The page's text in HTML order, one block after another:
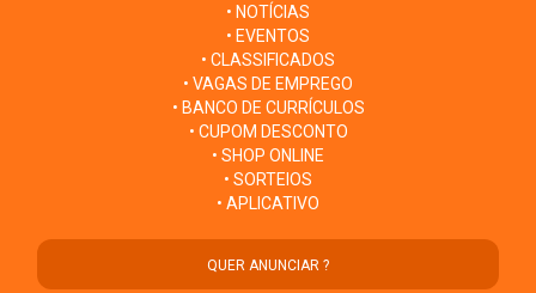
• NOTÍCIAS
• EVENTOS
• CLASSIFICADOS
• VAGAS DE EMPREGO
• BANCO DE CURRÍCULOS
• CUPOM DESCONTO
• SHOP ONLINE
• SORTEIOS
• APLICATIVO
QUER ANUNCIAR ?